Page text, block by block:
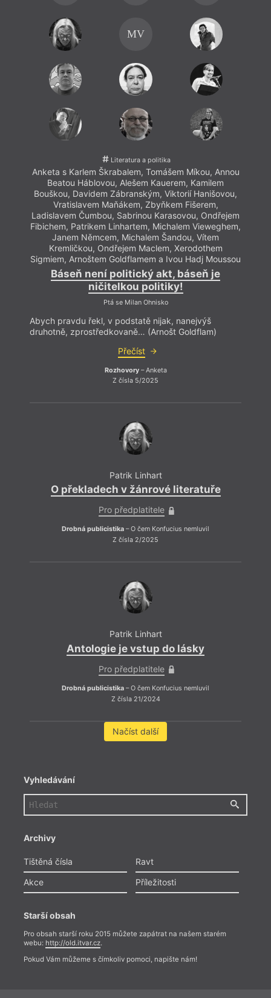
MV
Literatura a politika
Anketa s Karlem Škrabalem, Tomášem Míkou, Annou
Beatou Háblovou, Alešem Kauerem, Kamilem
Bouškou, Davidem Zábranským, Viktorií Hanišovou,
Vratislavem Maňákem, Zbyňkem Fišerem,
Ladislavem Čumbou, Sabrinou Karasovou, Ondřejem
Fibichem, Patrikem Linhartem, Michalem Vieweghem,
Janem Němcem, Michalem Šandou, Vítem
Kremličkou, Ondřejem Maclem, Xerodothem
Sigmiem, Arnoštem Goldflamem a Ivou Hadj Moussou
Báseň není politický akt, báseň je
ničitelkou politiky!
Ptá se Milan Ohnisko
Abych pravdu řekl, v podstatě nijak, nanejvýš
druhotně, zprostředkovaně… (Arnošt Goldflam)
Přečíst
Rozhovory– Anketa
Z čísla 5/2025
Patrik Linhart
O překladech v žánrové literatuře
Pro předplatitele
Drobná publicistika – O čem Konfucius nemluvil
Z čísla 2/2025
Patrik Linhart
Antologie je vstup do lásky
Pro předplatitele
Drobná publicistika – O čem Konfucius nemluvil
Z čísla 21/2024
Načíst další
Vyhledávání
Archivy
Tištěná čísla
Ravt
Akce
Příležitosti
Starší obsah
Pro obsah starší roku 2015 můžete zapátrat na našem starém
webu: http://old.itvar.cz.
Pokud Vám můžeme s čímkoliv pomoci, napište nám!